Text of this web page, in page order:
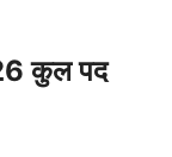
कुल पद